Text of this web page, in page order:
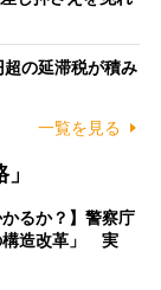
の延滞税が積み
一覧を見る
るか？】警察庁
構造改革」 実